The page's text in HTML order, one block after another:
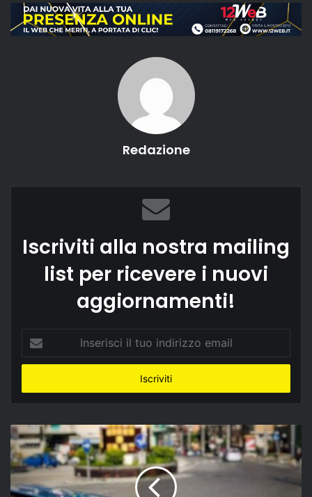
Redazione
Iscriviti alla nostra mailing
list per ricevere i nuovi
aggiornamenti!
tuo
email